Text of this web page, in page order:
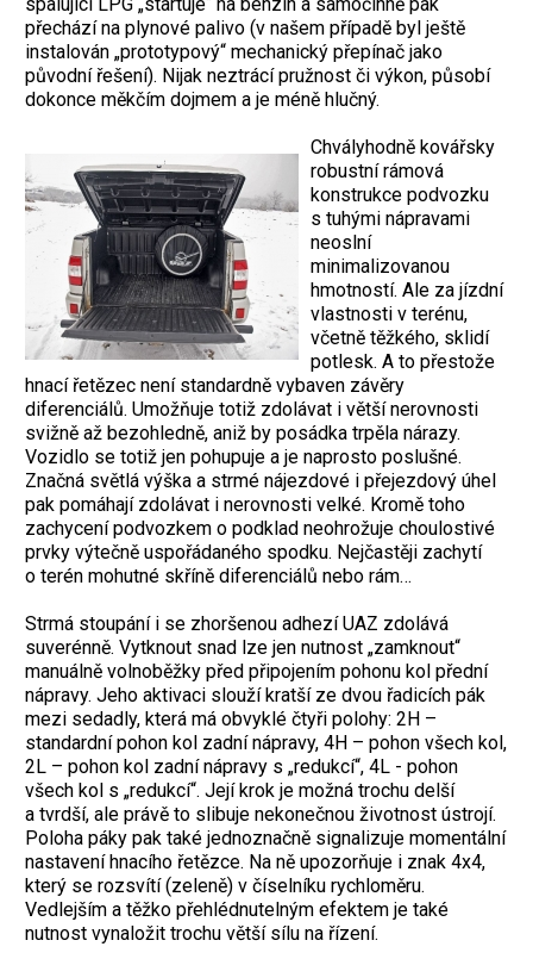
spalující LPG „startuje“ na benzin a samočinně pak
přechází na plynové palivo (v našem případě byl ještě
instalován „prototypový“ mechanický přepínač jako
původní řešení). Nijak neztrácí pružnost či výkon, působí
dokonce měkčím dojmem a je méně hlučný.
Chvályhodně kovářsky
robustní rámová
konstrukce podvozku
s tuhými nápravami
neoslní
minimalizovanou
hmotností. Ale za jízdní
vlastnosti v terénu,
včetně těžkého, sklidí
potlesk. A to přestože
hnací řetězec není standardně vybaven závěry
diferenciálů. Umožňuje totiž zdolávat i větší nerovnosti
svižně až bezohledně, aniž by posádka trpěla nárazy.
Vozidlo se totiž jen pohupuje a je naprosto poslušné.
Značná světlá výška a strmé nájezdové i přejezdový úhel
pak pomáhají zdolávat i nerovnosti velké. Kromě toho
zachycení podvozkem o podklad neohrožuje choulostivé
prvky výtečně uspořádaného spodku. Nejčastěji zachytí
o terén mohutné skříně diferenciálů nebo rám…
Strmá stoupání i se zhoršenou adhezí UAZ zdolává
suverénně. Vytknout snad lze jen nutnost „zamknout“
manuálně volnoběžky před připojením pohonu kol přední
nápravy. Jeho aktivaci slouží kratší ze dvou řadicích pák
mezi sedadly, která má obvyklé čtyři polohy: 2H –
standardní pohon kol zadní nápravy, 4H – pohon všech kol,
2L – pohon kol zadní nápravy s „redukcí“, 4L - pohon
všech kol s „redukcí“. Její krok je možná trochu delší
a tvrdší, ale právě to slibuje nekonečnou životnost ústrojí.
Poloha páky pak také jednoznačně signalizuje momentální
nastavení hnacího řetězce. Na ně upozorňuje i znak 4x4,
který se rozsvítí (zeleně) v číselníku rychloměru.
Vedlejším a těžko přehlédnutelným efektem je také
nutnost vynaložit trochu větší sílu na řízení.